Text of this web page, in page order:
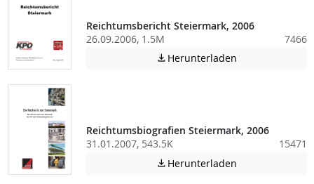
Reichtumsbericht Steiermark, 2006
26.09.2006, 1.5M
7466
 Herunterladen
Reichtumsbiografien Steiermark, 2006
31.01.2007, 543.5K
15471
 Herunterladen